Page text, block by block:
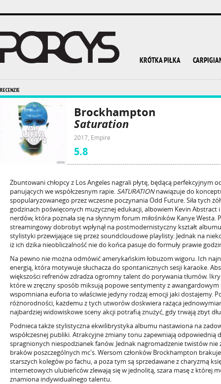
KRÓTKA PIŁKA
RECENZJE
Brockhampton
Saturation
2017, Empire
5.8
Zbuntowani chłopcy z Los Angeles nagrali płytę, będącą perfekcyjnym
panujących we współczesnym rapie.SATURATIONnawiązuje do
spopularyzowanego przez wczesne poczynania Odd Future. Siła tych
godzinach poświęconych muzycznej edukacji, albowiem Kevin Abstract
nerdów, która poznała się na słynnym forum miłośników Kanye Westa.
streamingowy dobrobyt wpłynął na postmodernistyczny kształt
stylistyki przewijające się przez soundcloudowe playlisty. Jednak na
iż ich dzika nieobliczalność nie do końca pasuje do formuły prawie
Na pewno nie można odmówić amerykańskim łobuzom wigoru. Ich
energią, która motywuje słuchacza do spontanicznych sesji karaoke.
większości refrenów zdradza ogromny talent do porywania tłumów.
które w zręczny sposób miksują popowe sentymenty z awangardowym
wspomniana euforia to właściwie jedyny rodzaj emocji jaki dostajemy.
różnorodności, każdemu z tych utworów doskwiera rażąca
najbardziej widowiskowe sceny akcji potrafią znużyć, gdy trwają zbyt
Podnieca także stylistyczna ekwilibrystyka albumu nastawiona na
współczesnej publiki. Atrakcyjne zmiany tonu zapewniają odpowiednią
spragnionych niespodzianek fanów. Jednak nagromadzenie twistów
braków poszczególnych mc's. Wersom członków Brockhampton
starszych kolegów po fachu, a poza tym są sprzedawane z charyzmą
internetowych ulubieńców zlewają się w jednolitą, szara masę z której
znamiona indywidualnego talentu.